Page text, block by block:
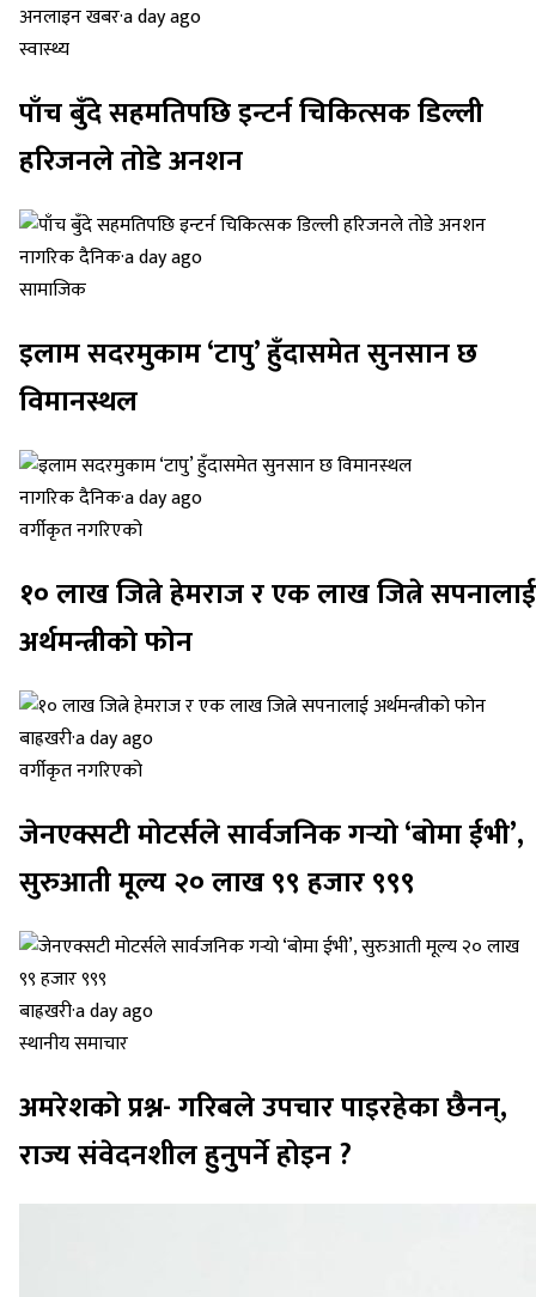
अनलाइन खबर·a day ago
स्वास्थ्य
पाँच बुँदे सहमतिपछि इन्टर्न चिकित्सक डिल्ली
हरिजनले तोडे अनशन
नागरिक दैनिक·a day ago
सामाजिक
इलाम सदरमुकाम ‘टापु’ हुँदासमेत सुनसान छ
विमानस्थल
नागरिक दैनिक·a day ago
वर्गीकृत नगरिएको
१० लाख जित्ने हेमराज र एक लाख जित्ने सपनालाई
अर्थमन्त्रीको फोन
बाह्रखरी·a day ago
वर्गीकृत नगरिएको
जेनएक्सटी मोटर्सले सार्वजनिक गर्‍यो ‘बोमा ईभी’,
सुरुआती मूल्य २० लाख ९९ हजार ९९९
बाह्रखरी·a day ago
स्थानीय समाचार
अमरेशको प्रश्न- गरिबले उपचार पाइरहेका छैनन्,
राज्य संवेदनशील हुनुपर्ने होइन ?